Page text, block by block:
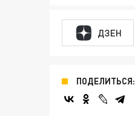
ДЗЕН
ПОДЕЛИТЬСЯ: